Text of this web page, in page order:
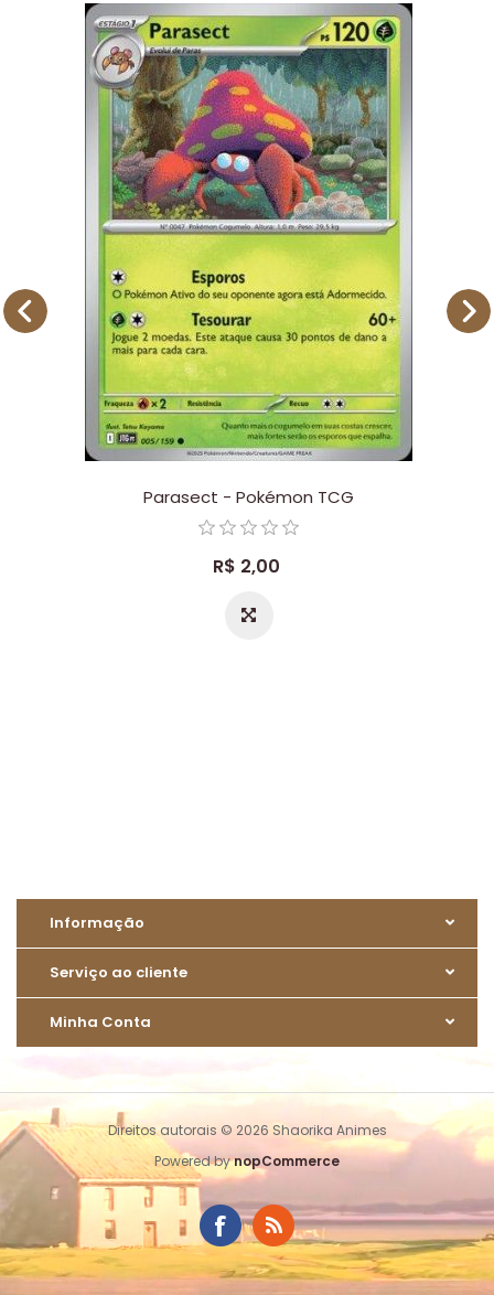
Parasect - Pokémon TCG
R$ 2,00
Informação
Serviço ao cliente
Minha Conta
Direitos autorais © 2026 Shaorika Animes
Powered bynopCommerce